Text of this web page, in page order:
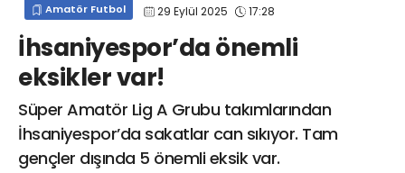
Amatör Futbol 29 Eylül 2025 17:28
İhsaniyespor’da önemli
eksikler var!
Süper Amatör Lig A Grubu takımlarından
İhsaniyespor’da sakatlar can sıkıyor. Tam
gençler dışında 5 önemli eksik var.
info@spor41.com